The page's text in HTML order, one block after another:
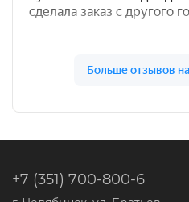
+7 (351) 700-800-6